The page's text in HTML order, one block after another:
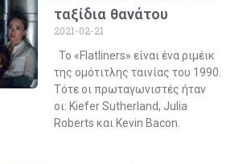
ταξίδια θανάτου
2021-02-21
Το «Flatliners» είναι ένα ριμέικ
της ομότιτλης ταινίας του 1990.
Τότε οι πρωταγωνιστές ήταν
οι: Kiefer Sutherland, Julia
Roberts και Kevin Bacon.